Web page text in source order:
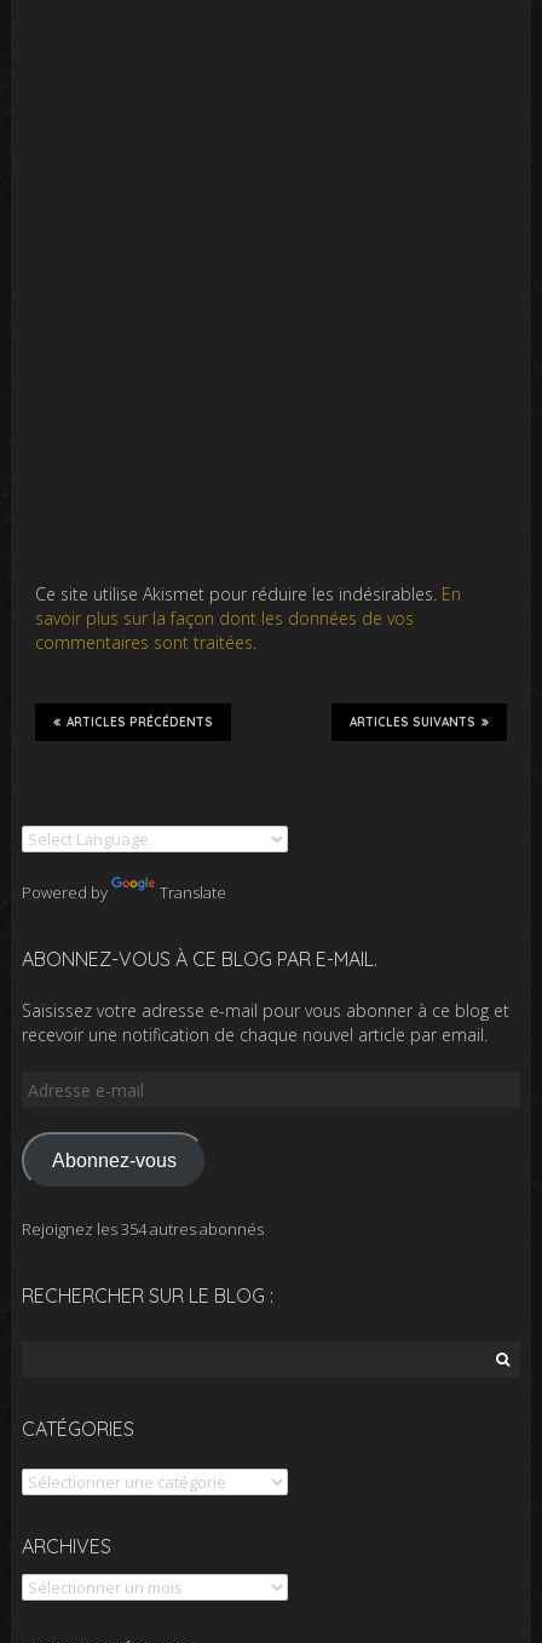
Ce site utilise Akismet pour réduire les indésirables. En
savoir plus sur la façon dont les données de vos
commentaires sont traitées.
ARTICLES SUIVANTS
ARTICLES PRÉCÉDENTS
Powered by Translate
ABONNEZ-VOUS À CE BLOG PAR E-MAIL.
Saisissez votre adresse e-mail pour vous abonner à ce blog et
recevoir une notification de chaque nouvel article par email.
Adresse
mail
Abonnez-vous
Rejoignez les 354 autres abonnés
RECHERCHER SUR LE BLOG :
CATÉGORIES
Catégories
ARCHIVES
Archives